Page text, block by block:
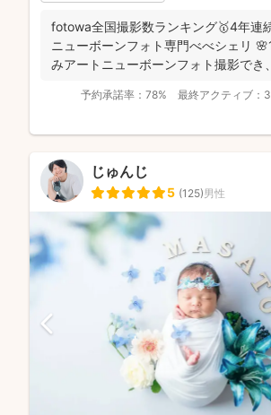
fotowa全国撮影数ランキング🥇4年連
ニューボーンフォト専門べべシェリ
みアートニューボーンフォト撮影でき
予約承諾率： 78% 最終アクティブ：
じゅんじ
5 (125)男性